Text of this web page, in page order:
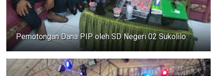
Pemotongan Dana PIP oleh SD Negeri 02 Sukolilo